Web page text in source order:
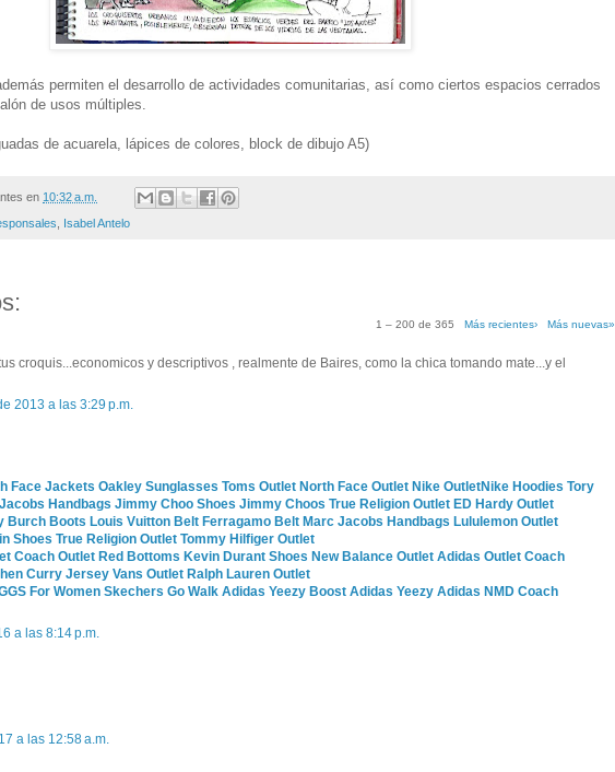
permiten el desarrollo de actividades comunitarias, así como ciertos espacios cerrados
de usos múltiples.
de acuarela, lápices de colores, block de dibujo A5)
en 10:32 a.m.
, Isabel Antelo
1 – 200 de 365 Más recientes› Más nuevas»
croquis...economicos y descriptivos , realmente de Baires, como la chica tomando mate...y el
2013 a las 3:29 p.m.
Face Jackets Oakley Sunglasses Toms Outlet North Face Outlet Nike OutletNike Hoodies Tory
Handbags Jimmy Choo Shoes Jimmy Choos True Religion Outlet ED Hardy Outlet
Burch Boots Louis Vuitton Belt Ferragamo Belt Marc Jacobs Handbags Lululemon Outlet
Shoes True Religion Outlet Tommy Hilfiger Outlet
Coach Outlet Red Bottoms Kevin Durant Shoes New Balance Outlet Adidas Outlet Coach
Curry Jersey Vans Outlet Ralph Lauren Outlet
For Women Skechers Go Walk Adidas Yeezy Boost Adidas Yeezy Adidas NMD Coach
a las 8:14 p.m.
a las 12:58 a.m.